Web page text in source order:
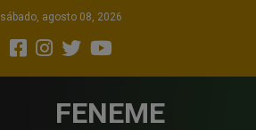
sábado, agosto 08, 2026
FENEME